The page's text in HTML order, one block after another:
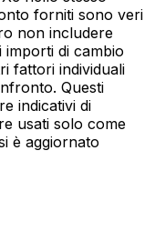
forniti sono veri
non includere
importi di cambio
fattori individuali
Questi
indicativi di
usati solo come
è aggiornato